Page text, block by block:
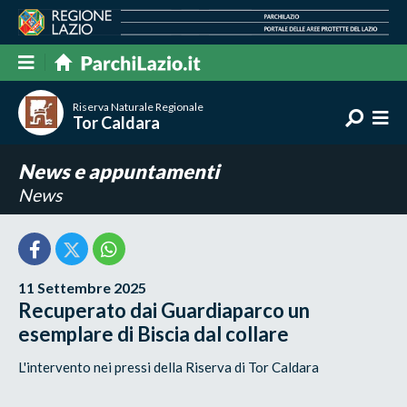
Riserva Naturale Regionale
Tor Caldara
News e appuntamenti
News
11 Settembre 2025
Recuperato dai Guardiaparco un
esemplare di Biscia dal collare
L'intervento nei pressi della Riserva di Tor Caldara